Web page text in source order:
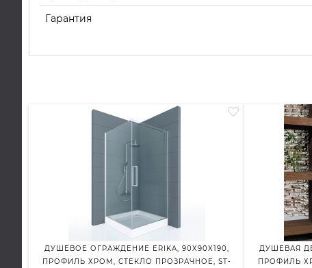
Гарантия
ДУШЕВОЕ ОГРАЖДЕНИЕ ERIKA, 90X90X190,
ПРОФИЛЬ ХРОМ, СТЕКЛО ПРОЗРАЧНОЕ, ST-
ДУШЕВАЯ
ПРОФИЛЬ